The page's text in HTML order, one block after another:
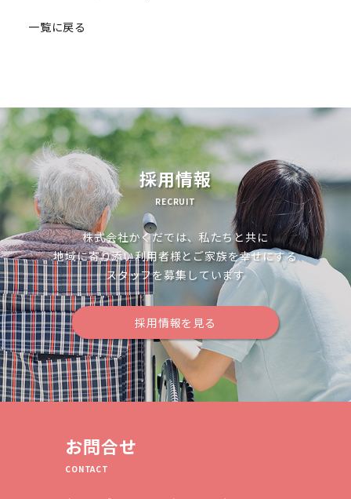
ナ
ー
シ
ョ
ン
一覧に戻る
採用情報
RECRUIT
株式会社かくだでは、私たちと共に
地域に寄り添い利用者様とご家族を幸せにする
スタッフを募集しています
採用情報を見る
お問合せ
CONTACT